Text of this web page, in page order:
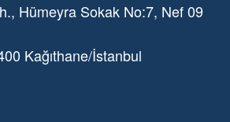
Hümeyra Sokak No:7, Nef 09
Kağıthane/İstanbul